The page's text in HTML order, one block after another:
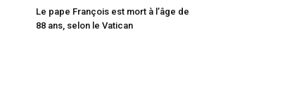
Le pape François est mort à l’âge de
88 ans, selon le Vatican